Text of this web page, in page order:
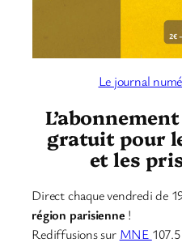
Le journal
gratuit pour
et les
Direct chaque vendredi de
région parisienne !
Rediffusions sur MNE